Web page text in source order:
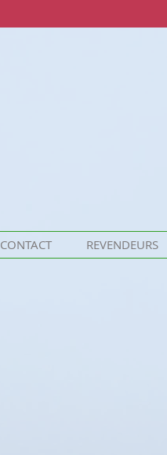
CONTACT REVENDEURS